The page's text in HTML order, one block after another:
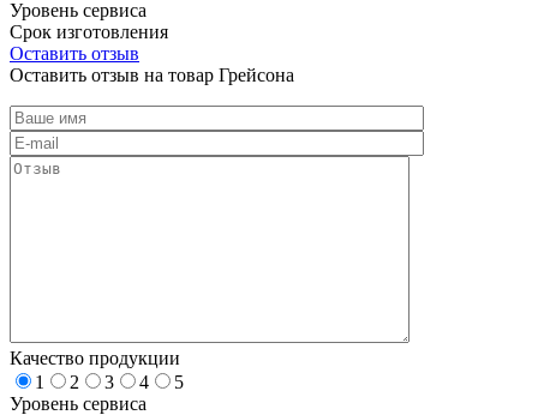
Уровень сервиса
Срок изготовления
Оставить отзыв
Оставить отзыв на товар Грейсона
Качество продукции
1
2 3 4
5
Уровень сервиса